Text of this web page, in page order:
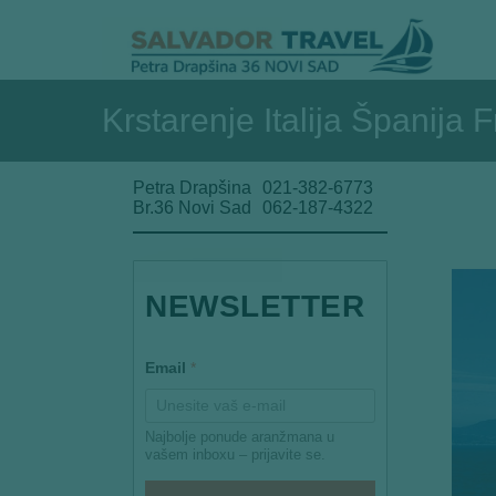
Krstarenje Italija Španija
Petra Drapšina
Br.36 Novi Sad
021-382-6773
062-187-4322
m
a
E
i
l
NEWSLETTER
Email *
Najbolje ponude aranžmana u
vašem inboxu – prijavite se.